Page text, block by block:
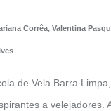
Corrêa, Valentina
de Vela Barra
a velejadores.